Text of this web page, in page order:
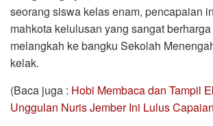
seorang siswa kelas enam, pencapaian
mahkota kelulusan yang sangat
melangkah ke bangku Sekolah
kelak.
(Baca juga : Hobi Membaca dan Tampil
Unggulan Nuris Jember Ini Lulus